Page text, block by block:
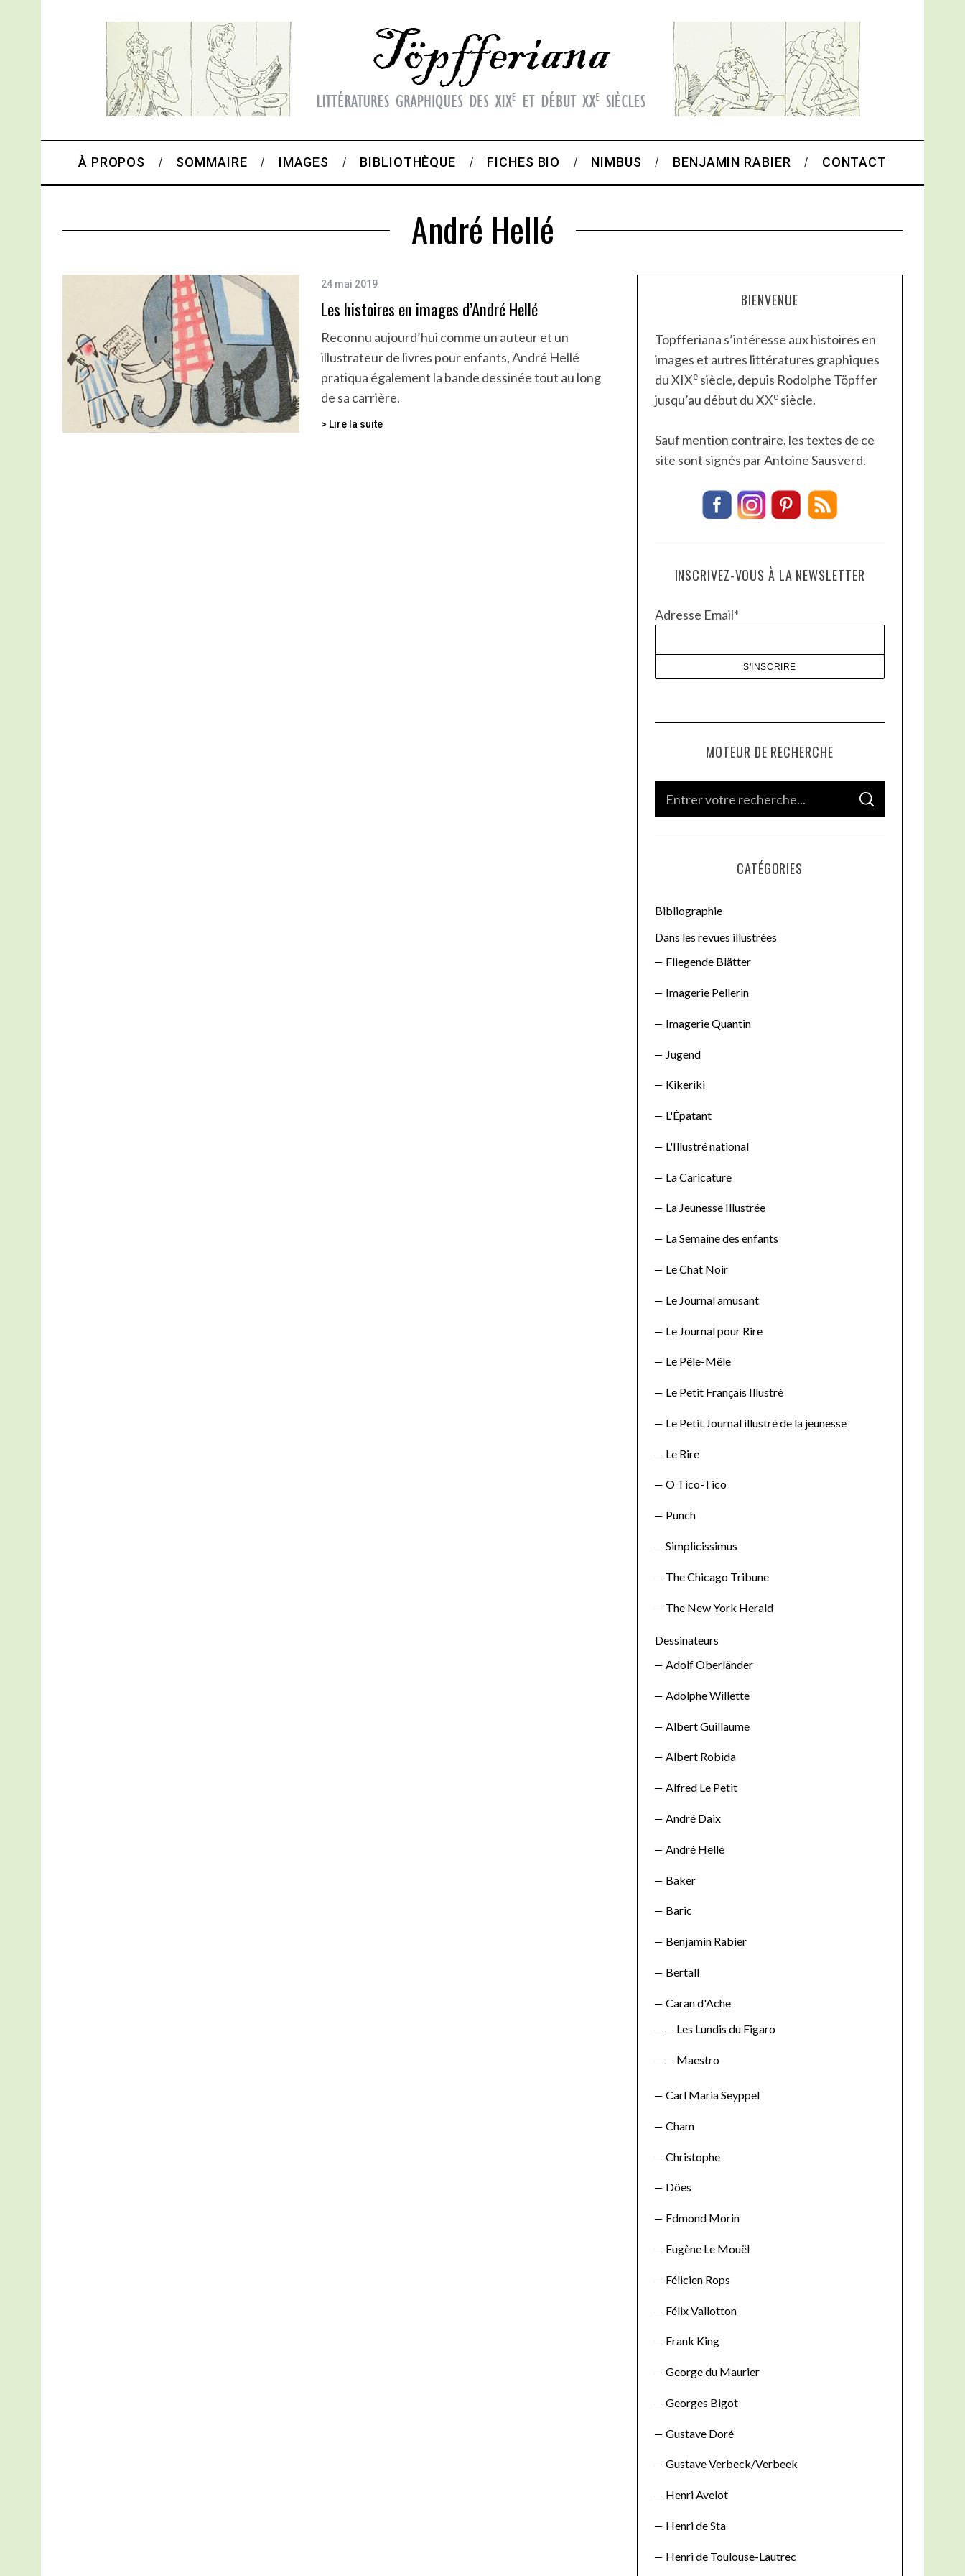
À PROPOS SOMMAIRE IMAGES BIBLIOTHÈQUE FICHES BIO NIMBUS BENJAMIN RABIER CONTACT
André Hellé
24 mai 2019
Les histoires en images d’André Hellé
Reconnu aujourd’hui comme un auteur et un
illustrateur de livres pour enfants, André Hellé
pratiqua également la bande dessinée tout au long
de sa carrière.
> Lire la suite
BIENVENUE
Topfferiana s’intéresse aux histoires en
images et autres littératures graphiques
du XIXe siècle, depuis Rodolphe Töpffer
jusqu’au début du XXe siècle.
Sauf mention contraire, les textes de ce
site sont signés par Antoine Sausverd.
INSCRIVEZ-VOUS À LA NEWSLETTER
Adresse Email*
MOTEUR DE RECHERCHE
f
o
S
A
C
CATÉGORIES
Bibliographie
Dans les revues illustrées
Fliegende Blätter
Imagerie Pellerin
Imagerie Quantin
Jugend
Kikeriki
L'Épatant
L'Illustré national
La Caricature
La Jeunesse Illustrée
La Semaine des enfants
Le Chat Noir
Le Journal amusant
Le Journal pour Rire
Le Pêle-Mêle
Le Petit Français Illustré
Le Petit Journal illustré de la jeunesse
Le Rire
O Tico-Tico
Punch
Simplicissimus
The Chicago Tribune
The New York Herald
Dessinateurs
Adolf Oberländer
Adolphe Willette
Albert Guillaume
Albert Robida
Alfred Le Petit
André Daix
André Hellé
Baker
Baric
Benjamin Rabier
Bertall
Caran d'Ache
Les Lundis du Figaro
Maestro
Carl Maria Seyppel
Cham
Christophe
Döes
Edmond Morin
Eugène Le Mouël
Félicien Rops
Félix Vallotton
Frank King
George du Maurier
Georges Bigot
Gustave Doré
Gustave Verbeck/Verbeek
Henri Avelot
Henri de Sta
Henri de Toulouse-Lautrec